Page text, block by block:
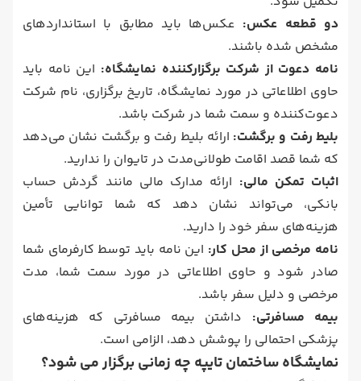
دو قطعه عکس: عکس‌ها باید مطابق با استانداردهای
مشخص شده باشند.
نامه دعوت از شرکت برگزارکننده نمایشگاه: این نامه باید
حاوی اطلاعاتی در مورد نمایشگاه، تاریخ برگزاری، نام شرکت
دعوت‌کننده و سمت شما در شرکت باشد.
بلیط رفت و برگشت: ارائه بلیط رفت و برگشت نشان می‌دهد
که شما قصد اقامت طولانی‌مدت در تایوان را ندارید.
اثبات تمکن مالی: ارائه مدارک مالی مانند گردش حساب
بانکی، می‌تواند نشان دهد که شما توانایی تأمین
هزینه‌های سفر خود را دارید.
نامه مرخصی از محل کار: این نامه باید توسط کارفرمای شما
صادر شود و حاوی اطلاعاتی در مورد سمت شما، مدت
مرخصی و دلیل سفر باشد.
بیمه مسافرتی: داشتن بیمه مسافرتی که هزینه‌های
پزشکی احتمالی را پوشش دهد، الزامی است.
نمایشگاه ساختمان تایپه چه زمانی برگزار می شود؟